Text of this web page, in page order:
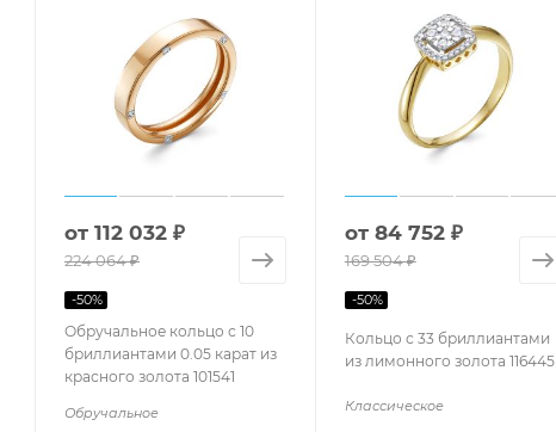
Обручальное кольцо с 10
бриллиантами 0.05 карат из
красного золота 101541
Обручальное
от 112 032 ₽
224 064 ₽
-50%
Кольцо с 33 бриллиантами
из лимонного золота 116445
Классическое
от 84 752 ₽
169 504 ₽
-50%